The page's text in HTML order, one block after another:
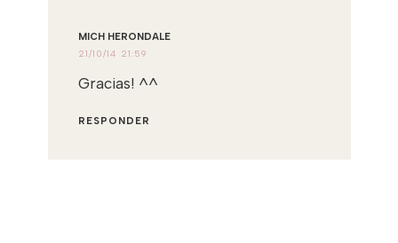
MICH HERONDALE
21/10/14 21:59
Gracias! ^^
RESPONDER